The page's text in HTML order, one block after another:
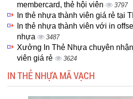
membercard, thẻ hội viên
3797
In thẻ nhựa thành viên giá rẻ tại
In thẻ nhựa thành viên với in
nhựa
3487
Xưởng In Thẻ Nhựa chuyên
viên giá rẻ
3624
IN THẺ NHỰA MÃ VẠCH